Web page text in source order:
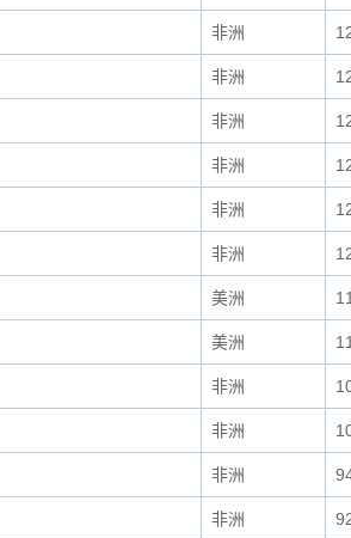
非洲
非洲
非洲
非洲
非洲
非洲
美洲
美洲
非洲
非洲
非洲
非洲